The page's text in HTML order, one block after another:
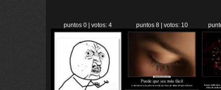
puntos 0 | votos: 4 puntos 8 | votos: 10